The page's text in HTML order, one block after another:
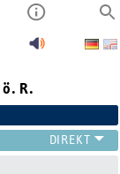
ö. R.